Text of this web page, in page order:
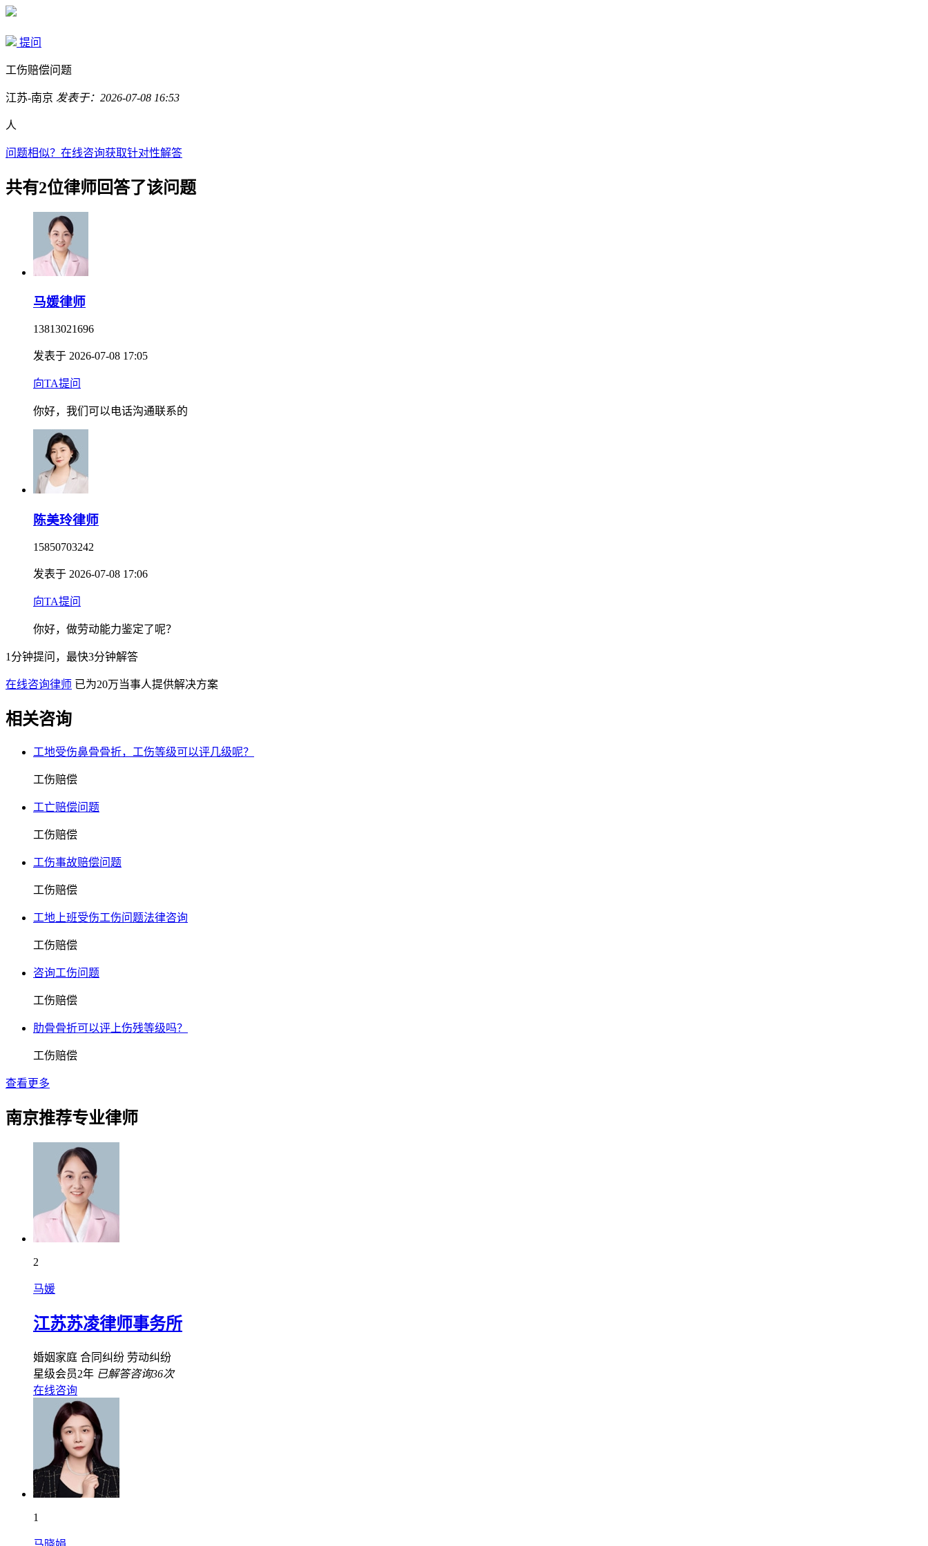
提问
工伤赔偿问题
江苏-南京 发表于：2026-07-08 16:53
人
问题相似？ 在线咨询获取针对性解答
共有2位律师回答了该问题
马媛律师
13813021696
发表于 2026-07-08 17:05
向TA提问
你好，我们可以电话沟通联系的
陈美玲律师
15850703242
发表于 2026-07-08 17:06
向TA提问
你好，做劳动能力鉴定了呢？
1分钟提问，最快3分钟解答
在线咨询律师 已为20万当事人提供解决方案
相关咨询
工地受伤鼻骨骨折，工伤等级可以评几级呢？
工伤赔偿
工亡赔偿问题
工伤赔偿
工伤事故赔偿问题
工伤赔偿
工地上班受伤工伤问题法律咨询
工伤赔偿
咨询工伤问题
工伤赔偿
肋骨骨折可以评上伤残等级吗？
工伤赔偿
查看更多
南京推荐专业律师
2
马媛
江苏苏凌律师事务所
婚姻家庭 合同纠纷 劳动纠纷
星级会员2年 已解答咨询36次
在线咨询
1